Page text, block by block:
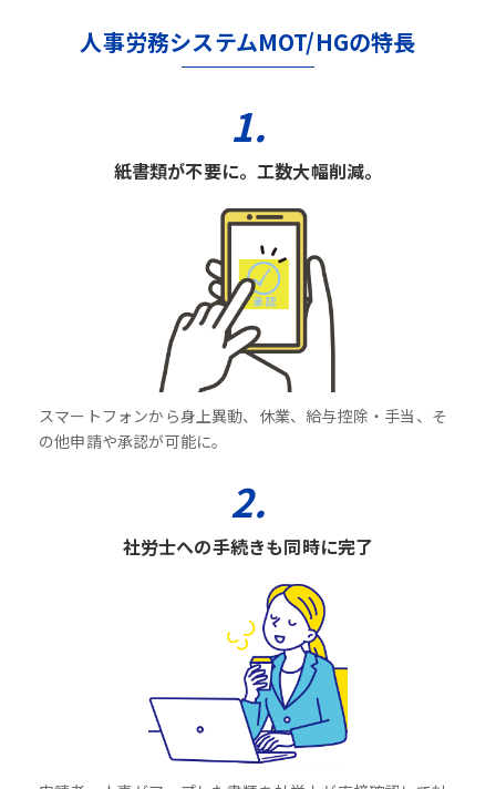
人事労務システムMOT/HGの特長
1.
紙書類が不要に。工数大幅削減。
スマートフォンから身上異動、休業、給与控除・手当、そ
の他申請や承認が可能に。
2.
社労士への手続きも同時に完了